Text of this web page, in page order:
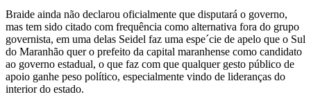
Braide ainda não declarou oficialmente que disputará o governo,
mas tem sido citado com frequência como alternativa fora do grupo
governista, em uma delas Seidel faz uma espe´cie de apelo que o Sul
do Maranhão quer o prefeito da capital maranhense como candidato
ao governo estadual, o que faz com que qualquer gesto público de
apoio ganhe peso político, especialmente vindo de lideranças do
interior do estado.